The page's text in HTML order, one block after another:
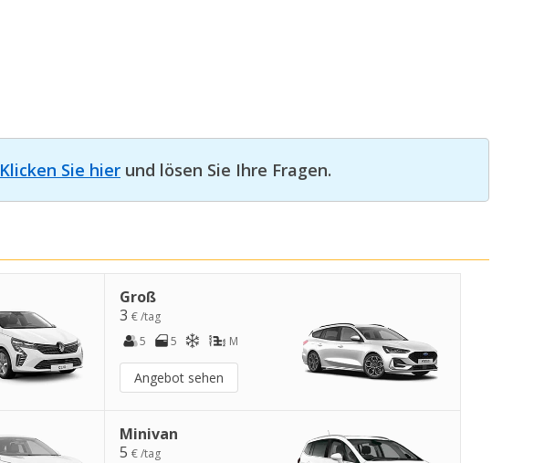
Klicken Sie hier und lösen Sie Ihre Fragen.
Groß
3 € /tag
5
5 M
Angebot sehen
Minivan
5 € /tag